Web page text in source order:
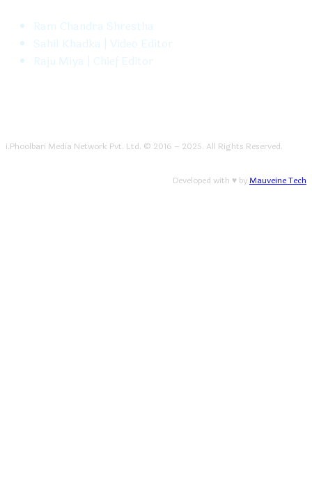
Ram Chandra Shrestha
Sahil Khadka | Video Editor
Raju Miya | Chief Editor
i.Phoolbari Media Network Pvt. Ltd. © 2016 – 2025. All Rights Reserved.
Developed with ♥ byMauveine Tech